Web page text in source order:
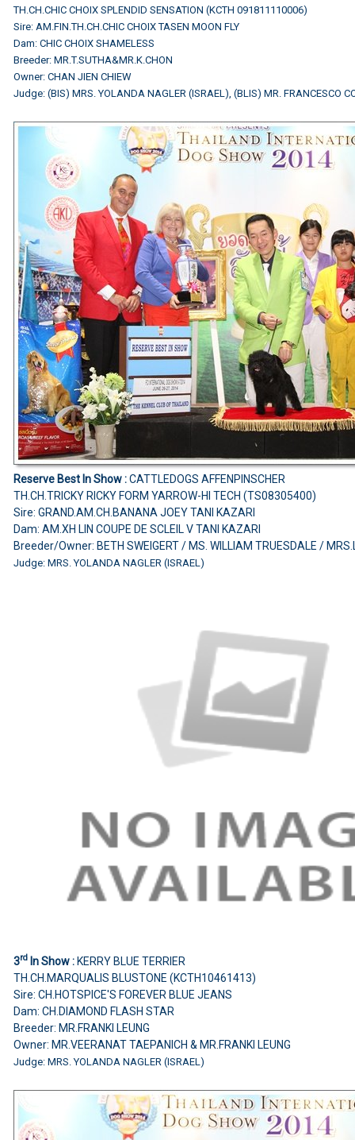
TH.CH.CHIC CHOIX SPLENDID SENSATION (KCTH 091811110006)
Sire: AM.FIN.TH.CH.CHIC CHOIX TASEN MOON FLY
Dam: CHIC CHOIX SHAMELESS
Breeder: MR.T.SUTHA&MR.K.CHON
Owner: CHAN JIEN CHIEW
Judge: (BIS) MRS. YOLANDA NAGLER (ISRAEL), (BLIS) MR. FRANCESCO
Reserve Best In Show :CATTLEDOGS AFFENPINSCHER
TH.CH.TRICKY RICKY FORM YARROW-HI TECH (TS08305400)
Sire: GRAND.AM.CH.BANANA JOEY TANI KAZARI
Dam: AM.XH LIN COUPE DE SCLEIL V TANI KAZARI
Breeder/Owner: BETH SWEIGERT / MS. WILLIAM TRUESDALE /
Judge: MRS. YOLANDA NAGLER (ISRAEL)
3rd In Show : KERRY BLUE TERRIER
TH.CH.MARQUALIS BLUSTONE (KCTH10461413)
Sire: CH.HOTSPICE'S FOREVER BLUE JEANS
Dam: CH.DIAMOND FLASH STAR
Breeder: MR.FRANKI LEUNG
Owner: MR.VEERANAT TAEPANICH & MR.FRANKI LEUNG
Judge: MRS. YOLANDA NAGLER (ISRAEL)